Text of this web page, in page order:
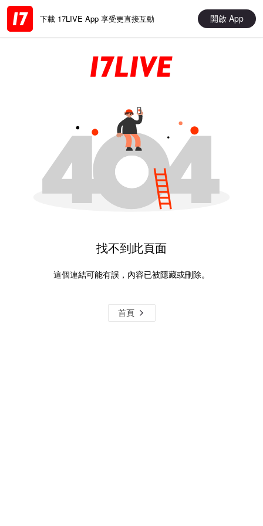
下載 17LIVE App 享受更直接互動 開啟 App
找不到此頁面
這個連結可能有誤，內容已被隱藏或刪除。
首頁